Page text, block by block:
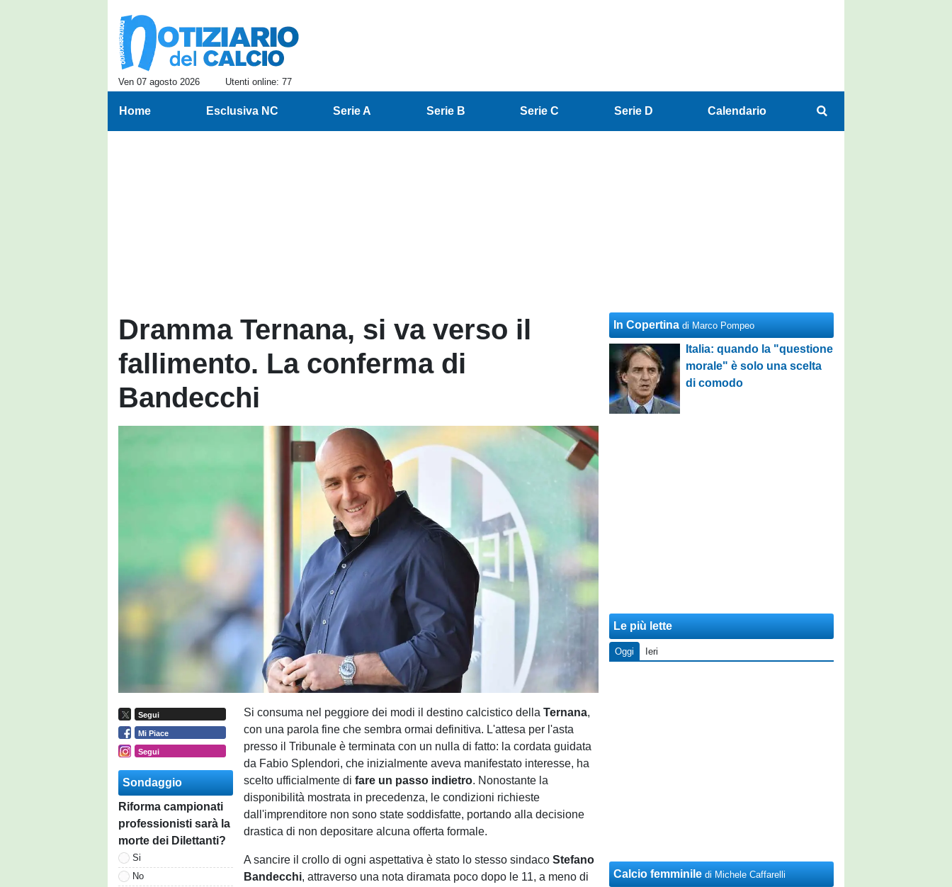
Ven 07 agosto 2026 Utenti online: 77
Home Esclusiva NC Serie A Serie B Serie C Serie D Calendario
Dramma Ternana, si va verso il
fallimento. La conferma di
Bandecchi
Segui
Mi Piace
Segui
Sondaggio
Riforma campionati
professionisti sarà la
morte dei Dilettanti?
Si
No
Si consuma nel peggiore dei modi il destino calcistico dellaTernana,
con una parola fine che sembra ormai definitiva. L'attesa per l'asta
presso il Tribunale è terminata con un nulla di fatto: la cordata guidata
da Fabio Splendori, che inizialmente aveva manifestato interesse, ha
scelto ufficialmente difare un passo indietro. Nonostante la
disponibilità mostrata in precedenza, le condizioni richieste
dall'imprenditore non sono state soddisfatte, portando alla decisione
drastica di non depositare alcuna offerta formale.
A sancire il crollo di ogni aspettativa è stato lo stesso sindacoStefano
Bandecchi, attraverso una nota diramata poco dopo le 11, a meno di
In Copertina di Marco Pompeo
Italia: quando la "questione
morale" è solo una scelta
di comodo
Le più lette
Oggi Ieri
Calcio femminile di Michele Caffarelli